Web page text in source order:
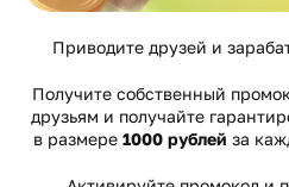
Приводите друзей и
Получите собственный
друзьям и получайте
в размере 1000 рублей за